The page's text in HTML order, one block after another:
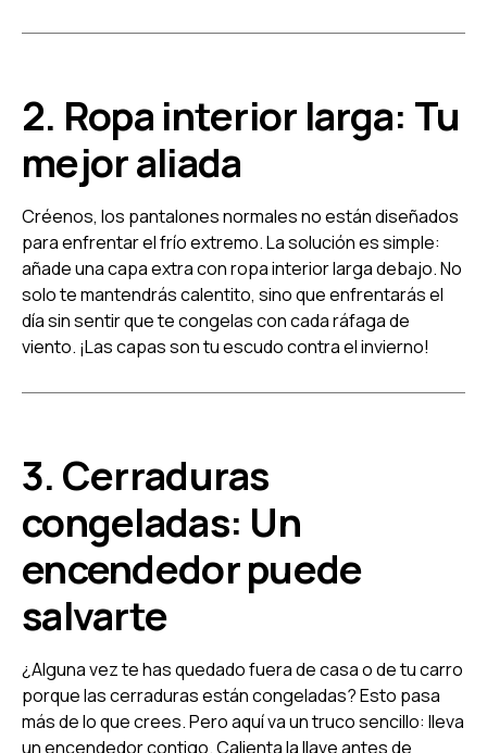
2. Ropa interior larga: Tu
mejor aliada
Créenos, los pantalones normales no están diseñados
para enfrentar el frío extremo. La solución es simple:
añade una capa extra con ropa interior larga debajo. No
solo te mantendrás calentito, sino que enfrentarás el
día sin sentir que te congelas con cada ráfaga de
viento. ¡Las capas son tu escudo contra el invierno!
3. Cerraduras
congeladas: Un
encendedor puede
salvarte
¿Alguna vez te has quedado fuera de casa o de tu carro
porque las cerraduras están congeladas? Esto pasa
más de lo que crees. Pero aquí va un truco sencillo: lleva
un encendedor contigo. Calienta la llave antes de